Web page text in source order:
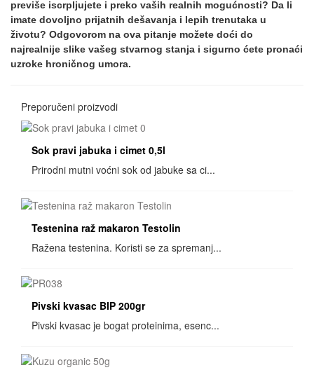
previše iscrpljujete i preko vaših realnih mogućnosti? Da li
imate dovoljno prijatnih dešavanja i lepih trenutaka u
životu? Odgovorom na ova pitanje možete doći do
najrealnije slike vašeg stvarnog stanja i sigurno ćete pronaći
uzroke hroničnog umora.
Preporučeni proizvodi
Sok pravi jabuka i cimet 0,5l
Prirodni mutni voćni sok od jabuke sa ci...
Testenina raž makaron Testolin
Ražena testenina. Koristi se za spremanj...
Pivski kvasac BIP 200gr
Pivski kvasac je bogat proteinima, esenc...